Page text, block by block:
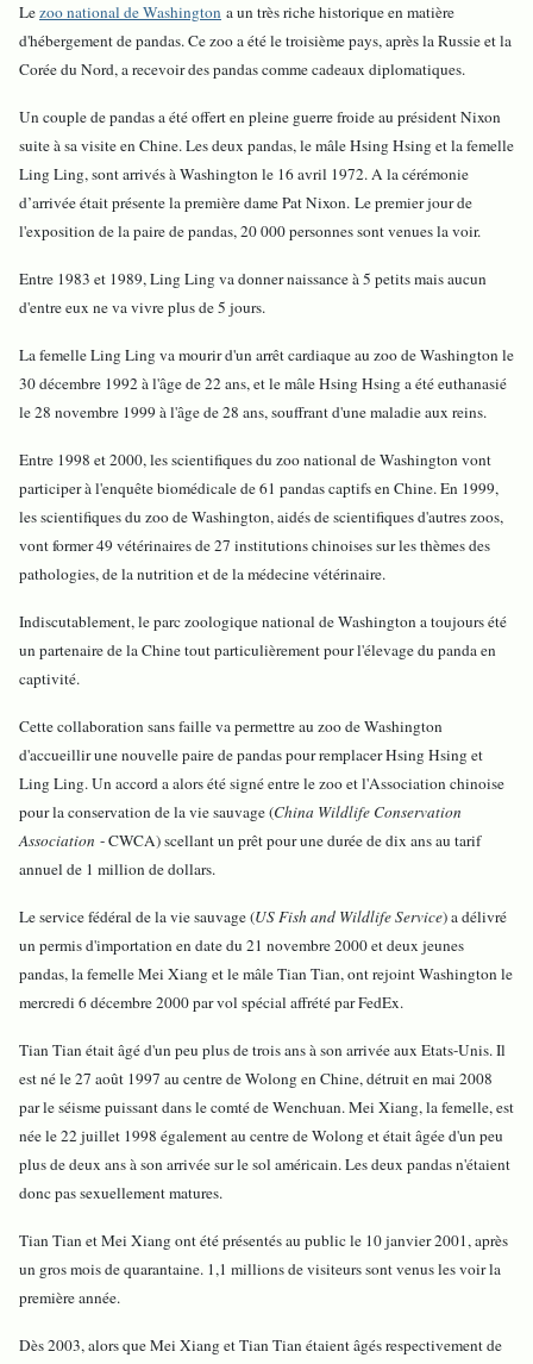
Lezoo national de Washington a un très riche historique en matière
d'hébergement de pandas. Ce zoo a été le troisième pays, après la Russie et la
Corée du Nord, a recevoir des pandas comme cadeaux diplomatiques.
Un couple de pandas a été offert en pleine guerre froide au président Nixon
suite à sa visite en Chine. Les deux pandas, le mâle Hsing Hsing et la femelle
Ling Ling, sont arrivés à Washington le 16 avril 1972. A la cérémonie
d’arrivée était présente la première dame Pat Nixon. Le premier jour de
l'exposition de la paire de pandas, 20 000 personnes sont venues la voir.
Entre 1983 et 1989, Ling Ling va donner naissance à 5 petits mais aucun
d'entre eux ne va vivre plus de 5 jours.
La femelle Ling Ling va mourir d'un arrêt cardiaque au zoo de Washington le
30 décembre 1992 à l'âge de 22 ans, et le mâle Hsing Hsing a été euthanasié
le 28 novembre 1999 à l'âge de 28 ans, souffrant d'une maladie aux reins.
Entre 1998 et 2000, les scientifiques du zoo national de Washington vont
participer à l'enquête biomédicale de 61 pandas captifs en Chine. En 1999,
les scientifiques du zoo de Washington, aidés de scientifiques d'autres zoos,
vont former 49 vétérinaires de 27 institutions chinoises sur les thèmes des
pathologies, de la nutrition et de la médecine vétérinaire.
Indiscutablement, le parc zoologique national de Washington a toujours été
un partenaire de la Chine tout particulièrement pour l'élevage du panda en
captivité.
Cette collaboration sans faille va permettre au zoo de Washington
d'accueillir une nouvelle paire de pandas pour remplacer Hsing Hsing et
Ling Ling. Un accord a alors été signé entre le zoo et l'Association chinoise
pour la conservation de la vie sauvage (China Wildlife Conservation
Association - CWCA) scellant un prêt pour une durée de dix ans au tarif
annuel de 1 million de dollars.
Le service fédéral de la vie sauvage (US Fish and Wildlife Service) a délivré
un permis d'importation en date du 21 novembre 2000 et deux jeunes
pandas, la femelle Mei Xiang et le mâle Tian Tian, ont rejoint Washington le
mercredi 6 décembre 2000 par vol spécial affrété par FedEx.
Tian Tian était âgé d'un peu plus de trois ans à son arrivée aux Etats-Unis. Il
est né le 27 août 1997 au centre de Wolong en Chine, détruit en mai 2008
par le séisme puissant dans le comté de Wenchuan. Mei Xiang, la femelle, est
née le 22 juillet 1998 également au centre de Wolong et était âgée d'un peu
plus de deux ans à son arrivée sur le sol américain. Les deux pandas n'étaient
donc pas sexuellement matures.
Tian Tian et Mei Xiang ont été présentés au public le 10 janvier 2001, après
un gros mois de quarantaine. 1,1 millions de visiteurs sont venus les voir la
première année.
Dès 2003, alors que Mei Xiang et Tian Tian étaient âgés respectivement de